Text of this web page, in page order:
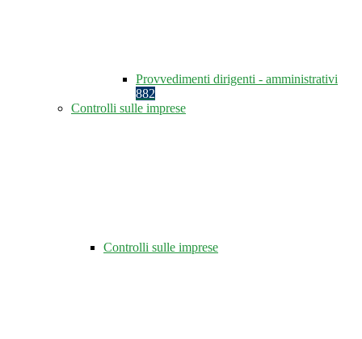
Provvedimenti dirigenti - amministrativi
882
Controlli sulle imprese
Controlli sulle imprese